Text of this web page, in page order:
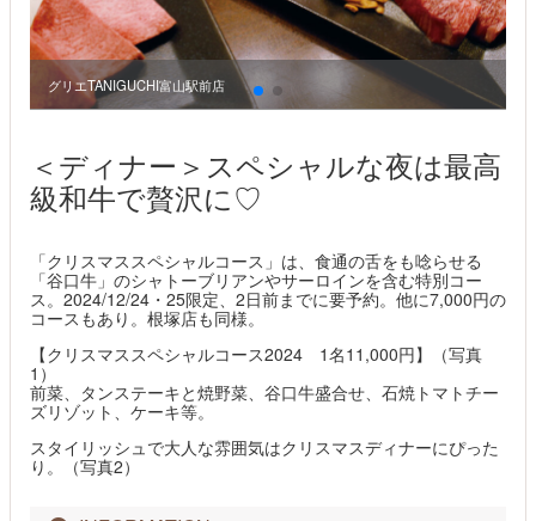
グリエTANIGUCHI富山駅前店
＜ディナー＞スペシャルな夜は最高
級和牛で贅沢に♡
「クリスマススペシャルコース」は、食通の舌をも唸らせる
「谷口牛」のシャトーブリアンやサーロインを含む特別コー
ス。2024/12/24・25限定、2日前までに要予約。他に7,000円の
コースもあり。根塚店も同様。
【クリスマススペシャルコース2024 1名11,000円】（写真
1）
前菜、タンステーキと焼野菜、谷口牛盛合せ、石焼トマトチー
ズリゾット、ケーキ等。
スタイリッシュで大人な雰囲気はクリスマスディナーにぴった
り。（写真2）